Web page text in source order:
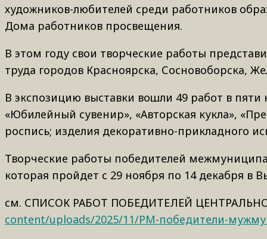
художников-любителей среди работников
Дома работников просвещения.
В этом году свои творческие работы
труда городов Красноярска, Сосновоборска,
В экспозицию выставки вошли 49 работ в
«Юбилейный сувенир», «Авторская кукла»,
роспись; изделия декоративно-прикладного
Творческие работы победителей
которая пройдет с 29 ноября по 14 декабря в
см. СПИСОК РАБОТ ПОБЕДИТЕЛЕЙ
content/uploads/2025/11/РМ-победители-